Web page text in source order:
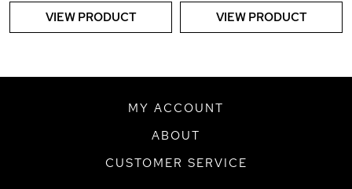
VIEW PRODUCT VIEW PRODUCT
MY ACCOUNT
ABOUT
CUSTOMER SERVICE